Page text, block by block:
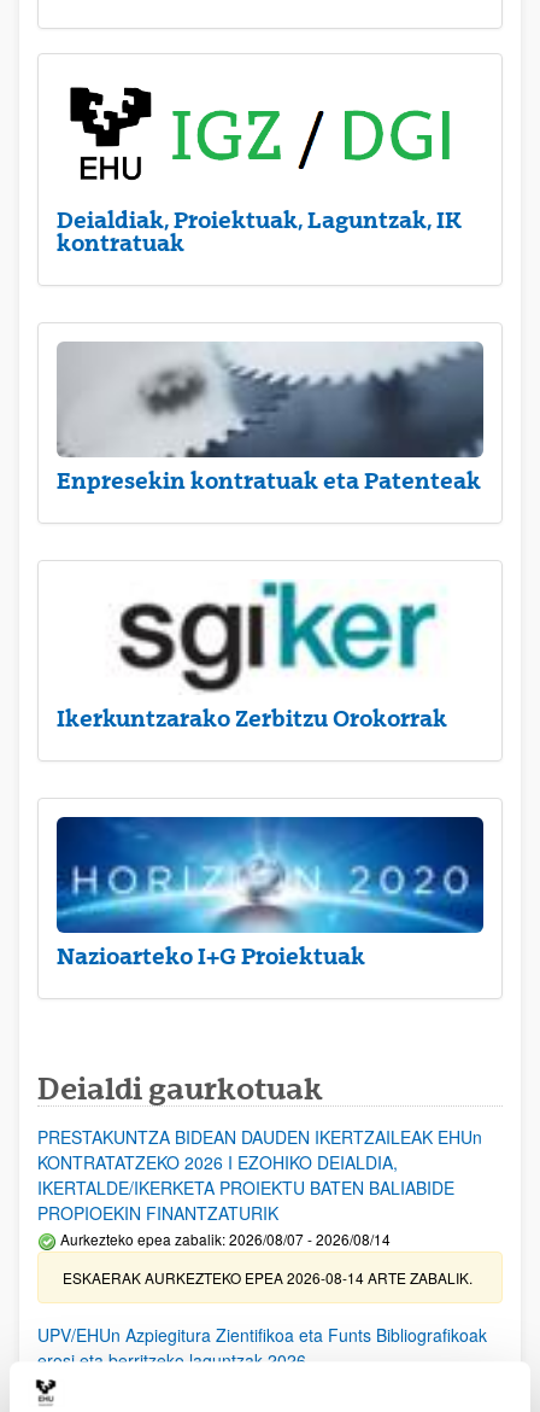
Deialdiak, Proiektuak, Laguntzak, IK
kontratuak
Enpresekin kontratuak eta Patenteak
Ikerkuntzarako Zerbitzu Orokorrak
Nazioarteko I+G Proiektuak
Deialdi gaurkotuak
PRESTAKUNTZA BIDEAN DAUDEN IKERTZAILEAK EHUn
KONTRATATZEKO 2026 I EZOHIKO DEIALDIA,
IKERTALDE/IKERKETA PROIEKTU BATEN BALIABIDE
PROPIOEKIN FINANTZATURIK
Aurkezteko epea zabalik: 2026/08/07 - 2026/08/14
ESKAERAK AURKEZTEKO EPEA 2026-08-14 ARTE ZABALIK.
UPV/EHUn Azpiegitura Zientifikoa eta Funts Bibliografikoak
erosi eta berritzeko laguntzak 2026